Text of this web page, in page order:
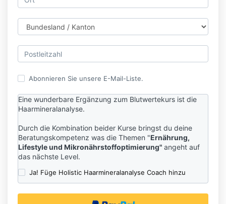
Abonnieren Sie unsere E-Mail-Liste.
Eine wunderbare Ergänzung zum Blutwertekurs ist die
Haarmineralanalyse.
Durch die Kombination beider Kurse bringst du deine
Beratungskompetenz was die Themen "Ernährung,
Lifestyle und Mikronährstoffoptimierung" angeht auf
das nächste Level.
Ja! Füge Holistic Haarmineralanalyse Coach hinzu